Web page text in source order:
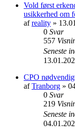
Vold først
usikkerhed om
afreality »
0 Svar
557
Seneste
CPO
afTranborg »
0 Svar
219
Seneste